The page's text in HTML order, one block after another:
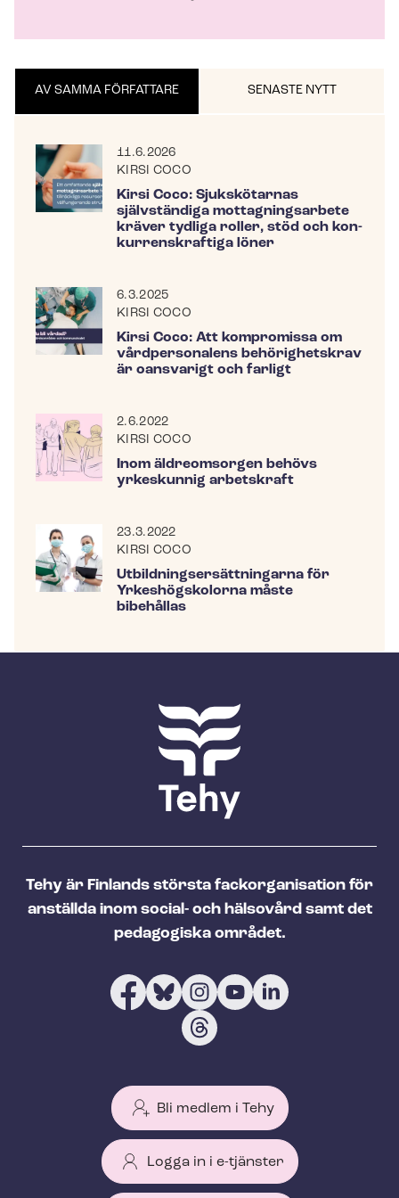
AV SAMMA FÖRFATTARE SENASTE NYTT
11.6.2026
KIRSI COCO
Kirsi Coco: Sjukskötarnas
självständiga mottagningsarbete
kräver tydliga roller, stöd och kon­
kur­rens­kraf­ti­ga löner
6.3.2025
KIRSI COCO
Kirsi Coco: Att kompromissa om
vårdpersonalens behörighetskrav
är oansvarigt och farligt
2.6.2022
KIRSI COCO
Inom äldreomsorgen behövs
yrkeskunnig arbetskraft
23.3.2022
KIRSI COCO
Ut­bild­nings­er­sätt­ning­ar­na för
Yrkeshögskolorna måste
bibehållas
Tehy är Finlands största fackorganisation för
anställda inom social- och hälsovård samt det
pedagogiska området.
Bli medlem i Tehy
Logga in i e-tjänster